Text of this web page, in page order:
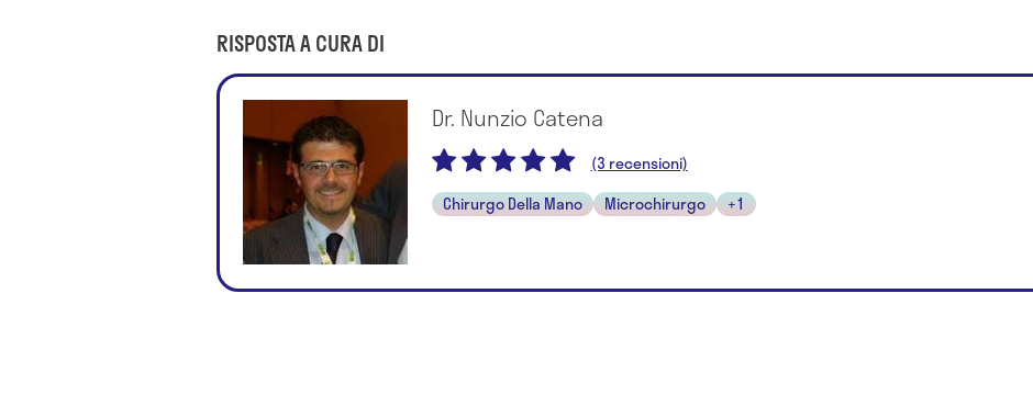
RISPOSTA A CURA DI
Dr. Nunzio Catena
(3 recensioni)
Chirurgo Della Mano
Microchirurgo +1